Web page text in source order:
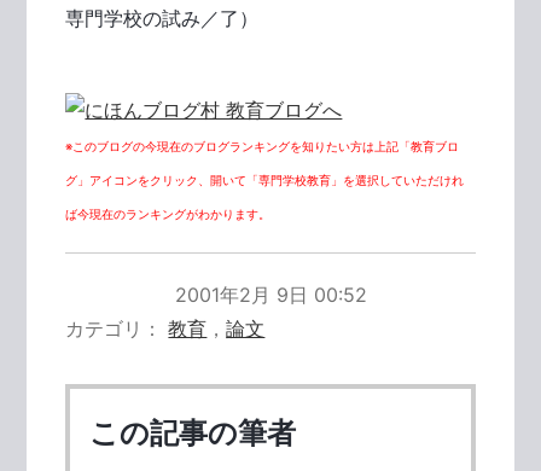
専門学校の試み／了）
※このブログの今現在のブログランキングを知りたい方は上記「教育ブロ
グ」アイコンをクリック、開いて「専門学校教育」を選択していただけれ
ば今現在のランキングがわかります。
2001年2月 9日 00:52
カテゴリ
教育 ，論文
この記事の筆者